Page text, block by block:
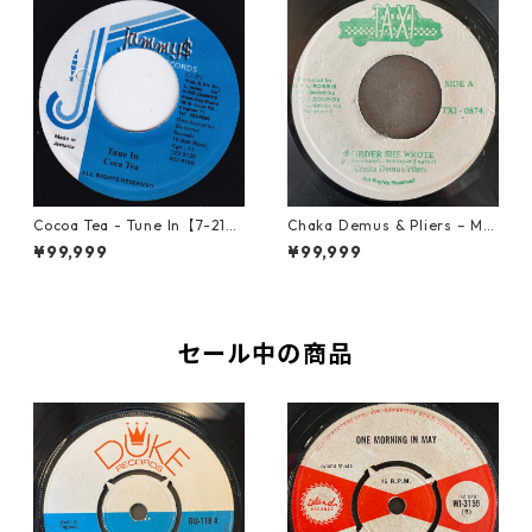
Cocoa Tea - Tune In【7-2187
2】
¥99,999
Chaka Demus & Pliers – Mu
rder She Wrote【7-21777】
¥99,999
セール中の商品